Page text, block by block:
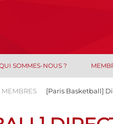
SOMMES-NOUS ?
[Paris Basketball]